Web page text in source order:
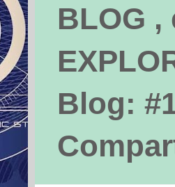
BLOG
Blog: